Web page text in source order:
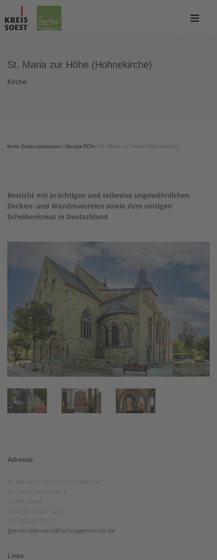
St. Maria zur Höhe (Hohnekirche)
Kirche
Kreis Soest entdecken / Neusta POIs / St. Maria zur Höhe (Hohnekirche)
Besticht mit prächtigen und teilweise ungewöhnlichen
Decken- und Wandmalereien sowie dem einzigen
Scheibenkreuz in Deutschland
Adresse
St. Maria zur Höhe (Hohnekirche)
Am Hohnekirchhof 2
59494 Soest
Telefon: 02921-2253
Fax: 02921-2811
gemeindebuero@hohnegemeinde.de
Links